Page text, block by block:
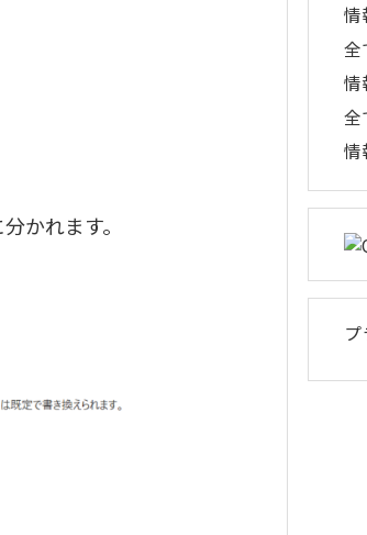
かれます。
情
全
情
全
情